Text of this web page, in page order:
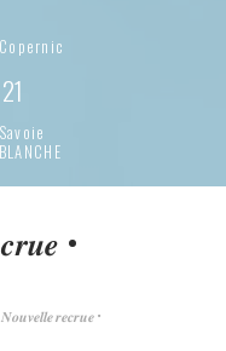
•
𝑵𝒐𝒖𝒗𝒆𝒍𝒍𝒆 𝒓𝒆𝒄𝒓𝒖𝒆 •